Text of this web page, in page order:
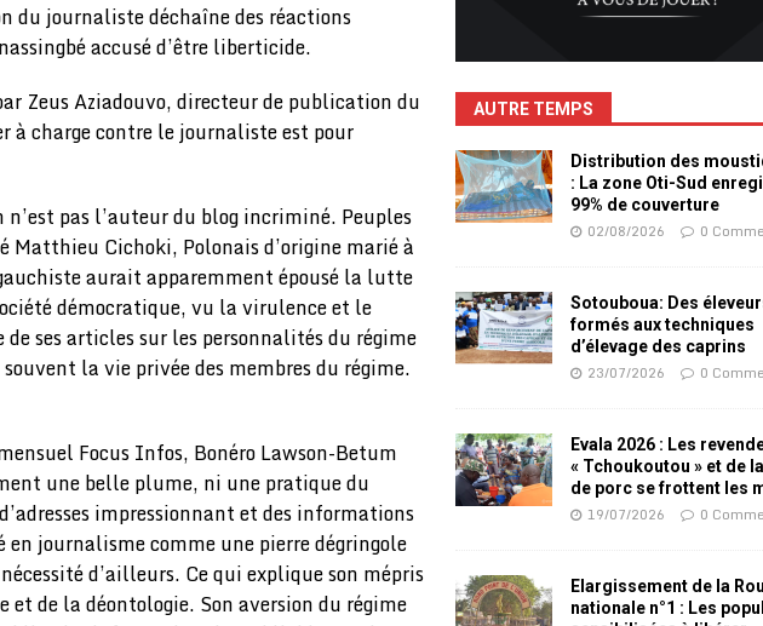
du journaliste déchaîne des réactions
accusé d’être liberticide.
Zeus Aziadouvo, directeur de publication du
à charge contre le journaliste est pour
pas l’auteur du blog incriminé. Peuples
Matthieu Cichoki, Polonais d’origine marié à
aurait apparemment épousé la lutte
démocratique, vu la virulence et le
ses articles sur les personnalités du régime
la vie privée des membres du régime.
Focus Infos, Bonéro Lawson-Betum
une belle plume, ni une pratique du
impressionnant et des informations
journalisme comme une pierre dégringole
d’ailleurs. Ce qui explique son mépris
et de la déontologie. Son aversion du régime
AUTRE TEMPS
Distribution des
: La zone Oti-Sud
99% de couverture
02/08/2026 0
Sotouboua: Des
formés aux techniques
d’élevage des caprins
23/07/2026 0
Evala 2026 : Les
« Tchoukoutou » et de
de porc se frottent les
19/07/2026 0
Elargissement de la
nationale n°1 : Les